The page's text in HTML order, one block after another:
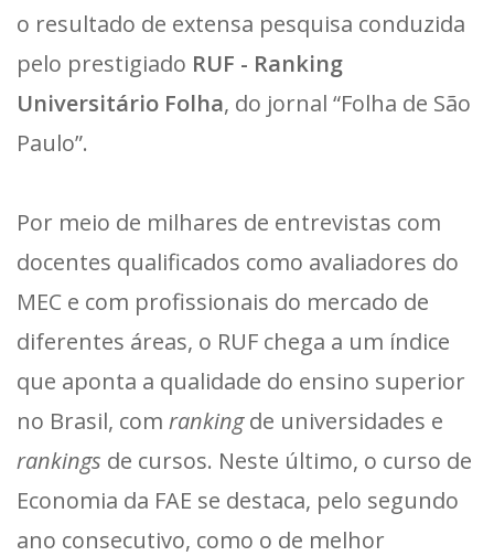
o resultado de extensa pesquisa conduzida
pelo prestigiado RUF - Ranking
Universitário Folha, do jornal “Folha de São
Paulo”.
Por meio de milhares de entrevistas com
docentes qualificados como avaliadores do
MEC e com profissionais do mercado de
diferentes áreas, o RUF chega a um índice
que aponta a qualidade do ensino superior
no Brasil, com rankingde universidades e
rankings de cursos. Neste último, o curso de
Economia da FAE se destaca, pelo segundo
ano consecutivo, como o de melhor